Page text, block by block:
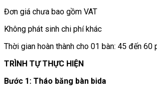
Đơn giá chưa bao gồm VAT
Không phát sinh chi phí khác
Thời gian hoàn thành cho 01 bàn: 45 đến 60
TRÌNH TỰ THỰC HIỆN
Bước 1: Tháo băng bàn bida